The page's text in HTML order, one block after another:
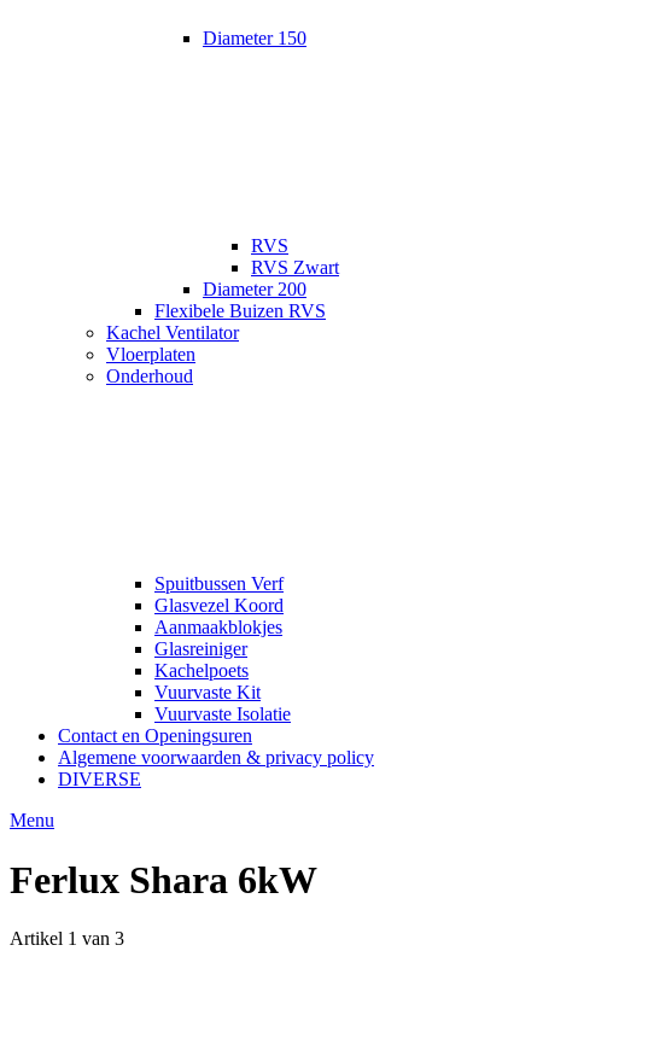
Diameter 150
RVS
RVS Zwart
Diameter 200
Flexibele Buizen RVS
Kachel Ventilator
Vloerplaten
Onderhoud
Spuitbussen Verf
Glasvezel Koord
Aanmaakblokjes
Glasreiniger
Kachelpoets
Vuurvaste Kit
Vuurvaste Isolatie
Contact en Openingsuren
Algemene voorwaarden & privacy policy
DIVERSE
Menu
Ferlux Shara 6kW
Artikel 1 van 3